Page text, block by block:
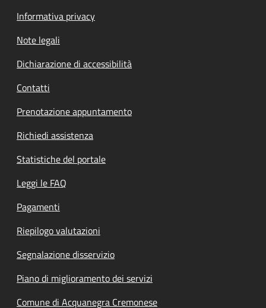
Informativa privacy
Note legali
Dichiarazione di accessibilità
Contatti
Prenotazione appuntamento
Richiedi assistenza
Statistiche del portale
Leggi le FAQ
Pagamenti
Riepilogo valutazioni
Segnalazione disservizio
Piano di miglioramento dei servizi
Comune di Acquanegra Cremonese